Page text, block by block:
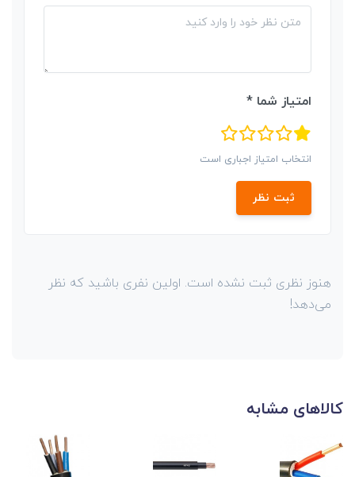
امتیاز شما *
انتخاب امتیاز اجباری است
ثبت نظر
هنوز نظری ثبت نشده است. اولین نفری باشید که نظر
می‌دهد!
کالاهای مشابه